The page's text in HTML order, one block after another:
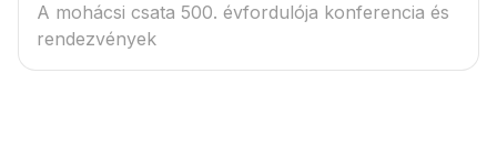
A mohácsi csata 500. évfordulója konferencia és
rendezvények